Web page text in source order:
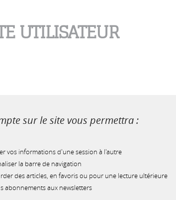
UTILISATEUR
sur le site vous permettra :
vos informations d'une session à l'autre
la barre de navigation
des articles, en favoris ou pour une lecture ultérieure
abonnements aux newsletters